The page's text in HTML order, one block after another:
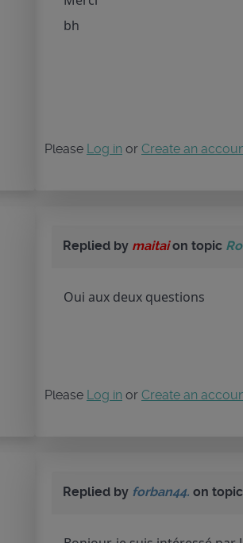
bh
Please Log in or Create an
Replied by maitaion topic
Oui aux deux questions
Please Log in or Create an
Replied by forban44. on topic